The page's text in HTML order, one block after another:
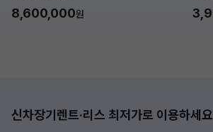
8,600,000원
신차장기렌트·리스 최저가로 이용하세요